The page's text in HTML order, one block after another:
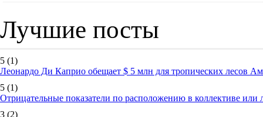
Лучшие посты
5 (1)
Леонардо Ди Каприо обещает $ 5 млн для тропических лесов
5 (1)
Отрицательные показатели по расположению в коллективе
3 (2)